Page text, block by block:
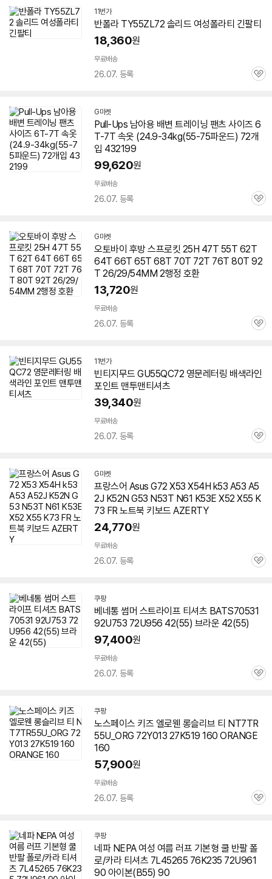
11번가
반폴라 TY55ZL72 솔리드 여성폴라티 긴팔티
18,360원
무료배송
26.07. 등록
관
G마켓
Pull-Ups 남아용 배변 트레이닝 팬츠 사이즈 6
T-7T 속옷 (24.9-34kg(55-75파운드) 72개
입 432199
99,620원
무료배송
26.07. 등록
관
G마켓
오토바이 후방 스프로킷 25H 47T 55T 62T
64T 66T 65T 68T 70T 72T 76T 80T 92
T 26/29/54MM 2행정 호환
13,720원
무료배송
26.07. 등록
관
11번가
빈티지무드 GU55QC72 영문레터링 배색라인
포인트 맨투맨티셔츠
39,340원
무료배송
26.07. 등록
관
G마켓
프랑스어 Asus G72 X53 X54H k53 A53 A5
2J K52N G53 N53T N61 K53E X52 X55 K
73 FR 노트북 키보드 AZERTY
24,770원
무료배송
26.07. 등록
관
쿠팡
베네통 썸머 스트라이프 티셔츠 BATS70531
92U753 72U956 42(55) 브라운 42(55)
97,400원
무료배송
26.07. 등록
관
쿠팡
노스페이스 키즈 엘로웬 롱슬리브 티 NT7TR
55U_ORG 72Y013 27K519 160 ORANGE
160
57,900원
무료배송
26.07. 등록
관
쿠팡
네파 NEPA 여성 여름 러프 기본형 쿨 반팔 폴
로/카라 티셔츠 7L45265 76K235 72U961
90 아이본(B55) 90